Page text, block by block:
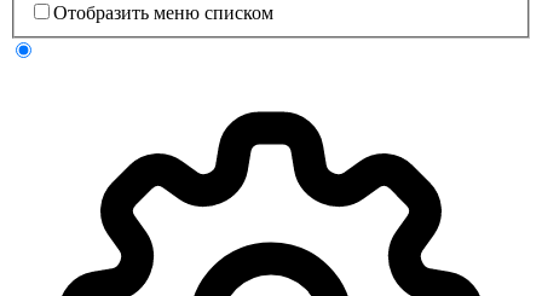
Отобразить меню списком